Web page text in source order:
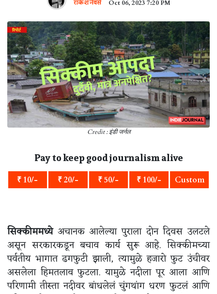
Oct 06, 2023 7:20 PM
Credit : इंडी जर्नल
Pay to keep good journalism alive
₹ 10/- ₹ 20/- ₹ 50/- ₹ 100/- Custom
सिक्कीममध्येअचानक आलेल्या पुराला दोन दिवस उलटले
असून सरकारकडून बचाव कार्य सुरू आहे. सिक्कीमच्या
पर्वतीय भागात ढगफुटी झाली, त्यामुळे हजारो फुट उंचीवर
असलेला हिमतलाव फुटला. यामुळे नदीला पूर आला आणि
परिणामी तीस्ता नदीवर बांधलेलं चुंगथांग धरण फुटलं आणि